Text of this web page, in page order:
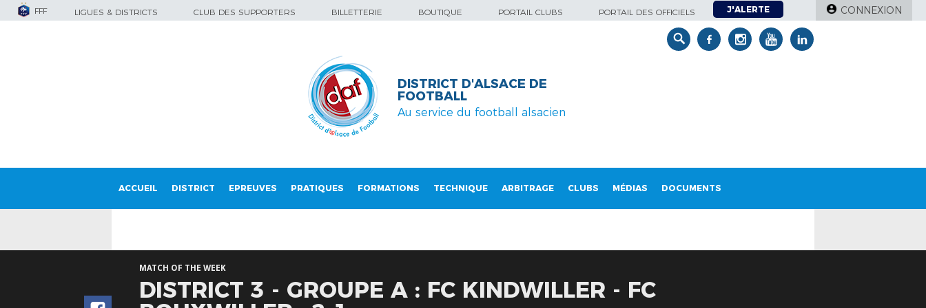
FFF LIGUES & DISTRICTS CLUB DES SUPPORTERS BILLETTERIE BOUTIQUE PORTAIL CLUBS PORTAIL DES OFFICIELS J'ALERTE CONNEXION
DISTRICT D'ALSACE DE
FOOTBALL
Au service du football alsacien
ACCUEIL DISTRICT EPREUVES PRATIQUES FORMATIONS TECHNIQUE ARBITRAGE CLUBS MÉDIAS DOCUMENTS
MATCH OF THE WEEK
DISTRICT 3 - GROUPE A : FC KINDWILLER - FC